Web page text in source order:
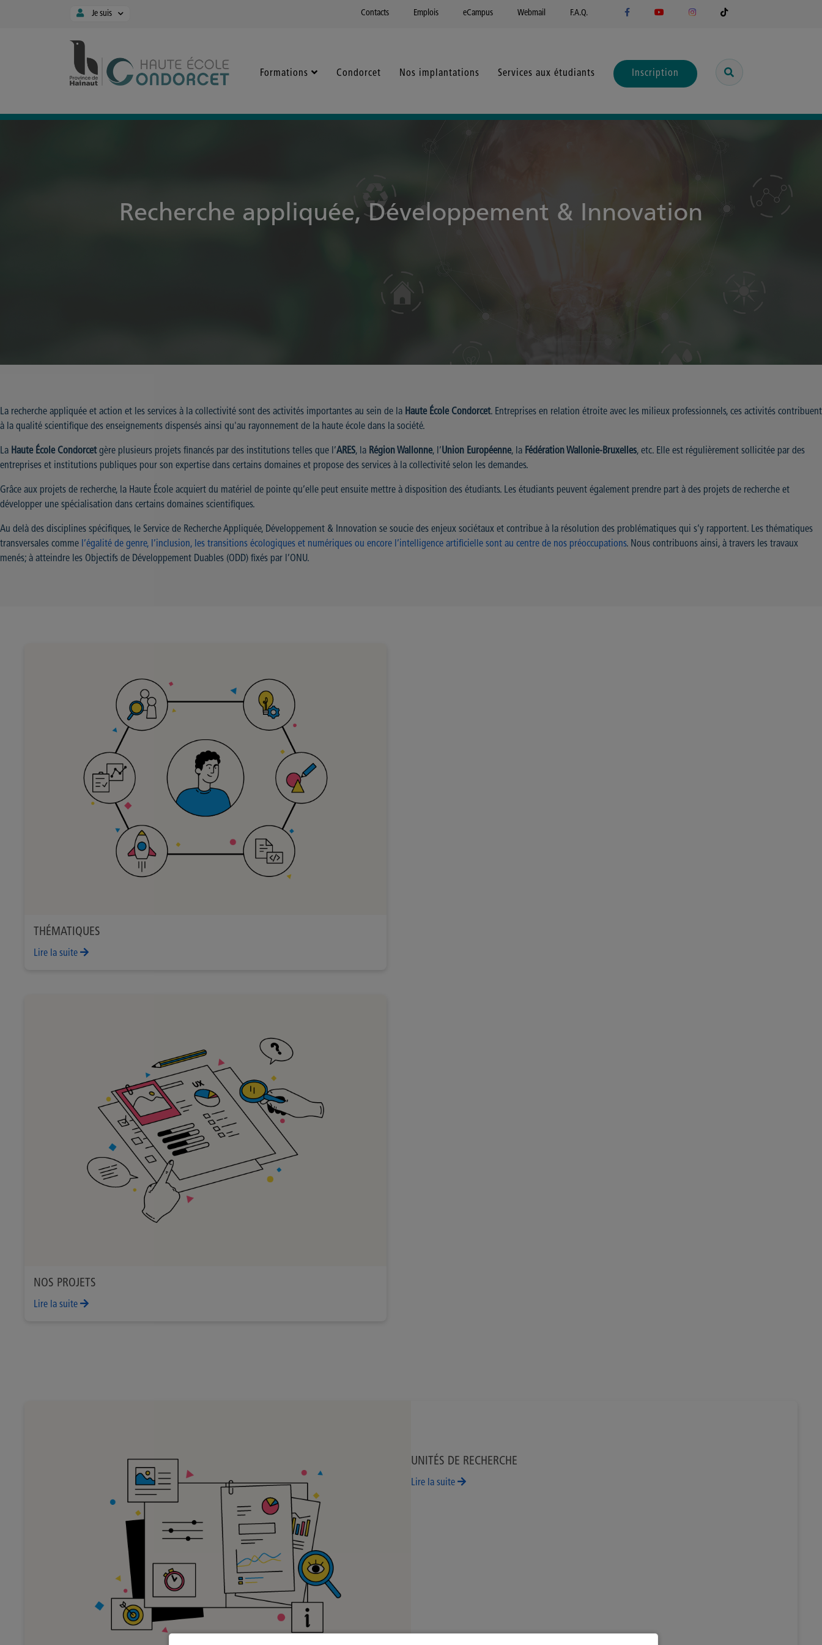
Panneau de gestion des cookies
Je suis Contacts Emplois eCampus Webmail F.A.Q.
Formations Condorcet Nos implantations Services aux étudiants Inscription
Recherche appliquée, Développement & Innovation
La recherche appliquée et action et les services à la collectivité sont des activités importantes au sein de la Haute École Condorcet. Entreprises en relation étroite avec les milieux professionnels, ces activités contribuent
à la qualité scientifique des enseignements dispensés ainsi qu'au rayonnement de la haute école dans la société.
La Haute École Condorcetgère plusieurs projets financés par des institutions telles que l’ARES, la Région Wallonne, l’Union Européenne, la Fédération Wallonie-Bruxelles, etc. Elle est régulièrement sollicitée par des
entreprises et institutions publiques pour son expertise dans certains domaines et propose des services à la collectivité selon les demandes.
Grâce aux projets de recherche, la Haute École acquiert du matériel de pointe qu’elle peut ensuite mettre à disposition des étudiants. Les étudiants peuvent également prendre part à des projets de recherche et
développer une spécialisation dans certains domaines scientifiques.
Au delà des disciplines spécifiques, le Service de Recherche Appliquée, Développement & Innovation se soucie des enjeux sociétaux et contribue à la résolution des problématiques qui s’y rapportent. Les thématiques
transversales comme l’égalité de genre, l’inclusion, les transitions écologiques et numériques ou encore l’intelligence artificielle sont au centre de nos préoccupations. Nous contribuons ainsi, à travers les travaux
menés; à atteindre les Objectifs de Développement Duables (ODD) fixés par l’ONU.
THÉMATIQUES
Lire la suite
NOS PROJETS
Lire la suite
UNITÉS DE RECHERCHE
Lire la suite